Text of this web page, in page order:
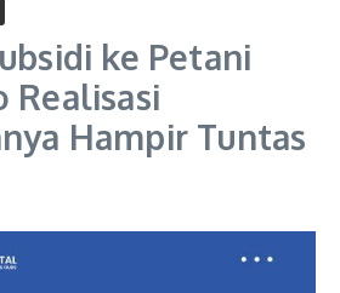
ke Petani
Realisasi
Hampir Tuntas